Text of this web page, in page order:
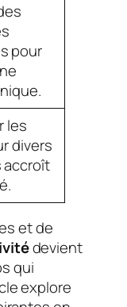
pour
les
divers
accroît
et de
devient
qui
explore